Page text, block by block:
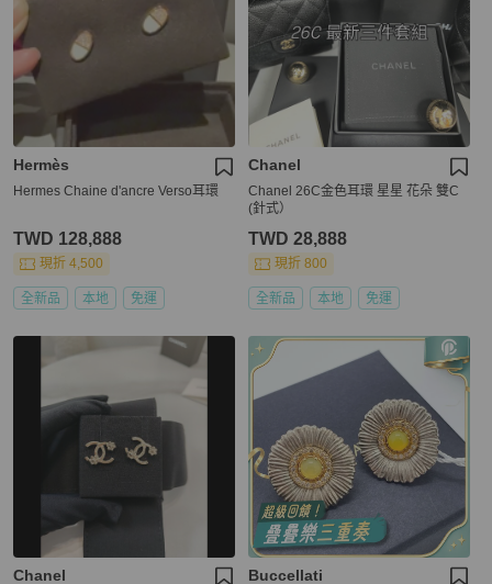
Hermès
Hermes Chaine d'ancre Verso耳環
TWD 128,888
現折 4,500
全新品 本地 免運
Chanel
Chanel 26C金色耳環 星星 花朵 雙C
(針式）
TWD 28,888
現折 800
全新品 本地 免運
Chanel Buccellati